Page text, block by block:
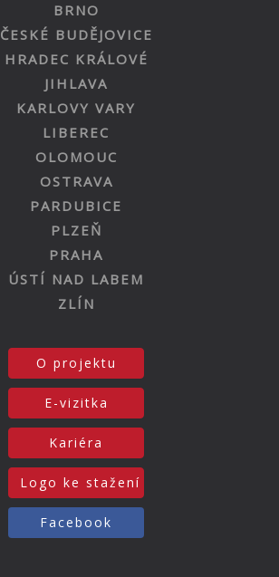
BRNO
ČESKÉ BUDĚJOVICE
HRADEC KRÁLOVÉ
JIHLAVA
KARLOVY VARY
LIBEREC
OLOMOUC
OSTRAVA
PARDUBICE
PLZEŇ
PRAHA
ÚSTÍ NAD LABEM
ZLÍN
O projektu
E-vizitka
Kariéra
Logo ke stažení
Facebook